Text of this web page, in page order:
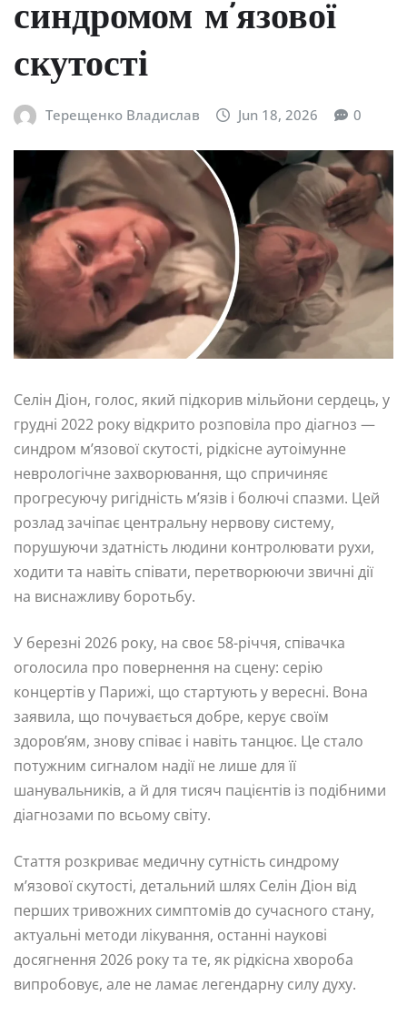
синдромом м’язової
скутості
Терещенко Владислав Jun 18, 2026 0
Селін Діон, голос, який підкорив мільйони сердець, у
грудні 2022 року відкрито розповіла про діагноз —
синдром м’язової скутості, рідкісне аутоімунне
неврологічне захворювання, що спричиняє
прогресуючу ригідність м’язів і болючі спазми. Цей
розлад зачіпає центральну нервову систему,
порушуючи здатність людини контролювати рухи,
ходити та навіть співати, перетворюючи звичні дії
на виснажливу боротьбу.
У березні 2026 року, на своє 58-річчя, співачка
оголосила про повернення на сцену: серію
концертів у Парижі, що стартують у вересні. Вона
заявила, що почувається добре, керує своїм
здоров’ям, знову співає і навіть танцює. Це стало
потужним сигналом надії не лише для її
шанувальників, а й для тисяч пацієнтів із подібними
діагнозами по всьому світу.
Стаття розкриває медичну сутність синдрому
м’язової скутості, детальний шлях Селін Діон від
перших тривожних симптомів до сучасного стану,
актуальні методи лікування, останні наукові
досягнення 2026 року та те, як рідкісна хвороба
випробовує, але не ламає легендарну силу духу.